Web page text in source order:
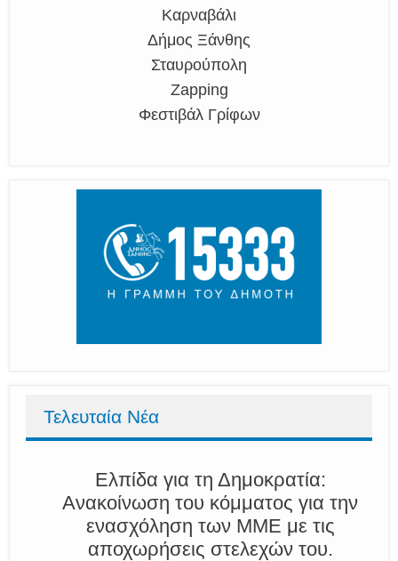
Καρναβάλι
Δήμος Ξάνθης
Σταυρούπολη
Zapping
Φεστιβάλ Γρίφων
Τελευταία Νέα
Ελπίδα για τη Δημοκρατία:
Ανακοίνωση του κόμματος για την
ενασχόληση των ΜΜΕ με τις
αποχωρήσεις στελεχών του.